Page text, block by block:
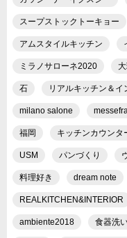
スープストックトーキョー
アムスタイルキッチン
ミラノサローネ2020
石 リアルキッチン＆
milano salone
福岡 キッチンカウンタ
USM パンづくり
料理好き dream note
REALKITCHEN&INTERIOR
ambiente2018 食器洗